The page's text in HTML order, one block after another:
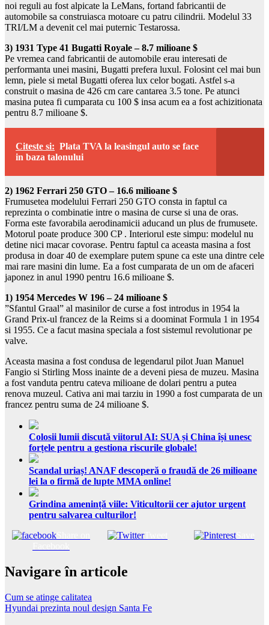
noi reguli au fost alpicate la LeMans, fortand fabricantii de
automobile sa construiasca motoare cu patru cilindrii. Modelul 33
TRI/LM a devenit cel mai puternic Testarossa.
3) 1931 Type 41 Bugatti Royale – 8.7 milioane $
Pe vremea cand fabricantii de automobile erau interesati de
performanta unei masini, Bugatti prefera luxul. Folosint cel mai bun
lemn, piele si metal Bugatti oferea lux celor bogati. Astfel s-a
construit o masina de 426 cm care cantarea 3.5 tone. Pe atunci
masina putea fi cumparata cu 100 $ insa acum ea a fost achizitionata
pentru 8.7 milioane $.
Citeste si: Plata TVA la leasingul auto se face
in baza talonului
2) 1962 Ferrari 250 GTO – 16.6 milioane $
Frumusetea modelului Ferrari 250 GTO consta in faptul ca
reprezinta o combinatie intre o masina de curse si una de oras.
Forma este favorabila aerodinamicii aducand un plus de frumusete.
Motorul poate produce 300 CP . Interiorul este simpu: modelul nu
detine nici macar covorase. Pentru faptul ca aceasta masina a fost
produsa in doar 40 de exemplare putem spune ca este una dintre cele
mai rare masini din lume. Ea a fost cumparata de un om de afaceri
japonez in anul 1990 pentru 16.6 milioane $.
1) 1954 Mercedes W 196 – 24 milioane $
”Sfantul Graal” al masinilor de curse a fost introdus in 1954 la
Grand Prix-ul francez de la Reims si a doominat Formula 1 in 1954
si 1955. Ce a facut masina speciala a fost sistemul revolutionar pe
valve.
Aceasta masina a fost condusa de legendarul pilot Juan Manuel
Fangio si Stirling Moss inainte de a deveni piesa de muzeu. Masina
a fost vanduta pentru cateva milioane de dolari pentru a putea
renova muzeul. Cativa ani mai tarziu in 1990 a fost cumparata de un
francez pentru suma de 24 milioane $.
Colosii lumii discută viitorul AI: SUA și China își unesc
forțele pentru a gestiona riscurile globale!
Scandal uriaș! ANAF descoperă o fraudă de 26 milioane
lei la o firmă de lupte MMA online!
Grindina amenință viile: Viticultorii cer ajutor urgent
pentru salvarea culturilor!
Tweet Save
Navigare în articole
Cum se atinge calitatea
Hyundai prezinta noul design Santa Fe